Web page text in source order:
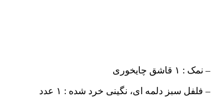
– نمک : ۱ قاشق چایخوری
– فلفل سبز دلمه ای، نگینی خرد شده : ۱ عدد